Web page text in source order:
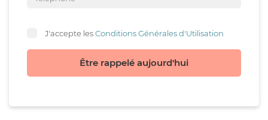
J'accepte lesConditions Générales d'Utilisation
Être rappelé aujourd'hui